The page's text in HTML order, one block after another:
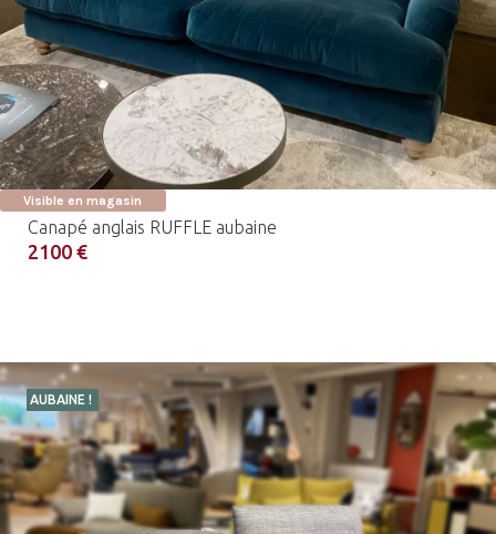
Visible en magasin
Canapé anglais RUFFLE aubaine
2100 €
AUBAINE !